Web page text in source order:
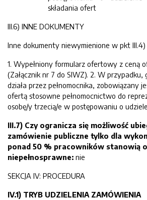
składania ofert
III.6) INNE DOKUMENTY
Inne dokumenty niewymienione w pkt III.4)
1. Wypełniony formularz ofertowy z ceną
(Załącznik nr 7 do SIWZ). 2. W
działa przez pełnomocnika, zobowiązany
ofertą stosowne pełnomocnictwo do
osobę/y trzecią/e w postępowaniu o
III.7) Czy ogranicza się możliwość
zamówienie publiczne tylko dla
ponad 50 % pracowników stanowią
niepełnosprawne: nie
SEKCJA IV: PROCEDURA
IV.1) TRYB UDZIELENIA ZAMÓWIENIA